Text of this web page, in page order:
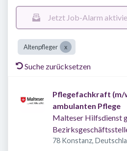
Jetzt Job-Alarm
Altenpfleger
Suche zurücksetzen
Pflegefachkraft (m/
ambulanten Pflege
Malteser Hilfsdienst
78 Konstanz,